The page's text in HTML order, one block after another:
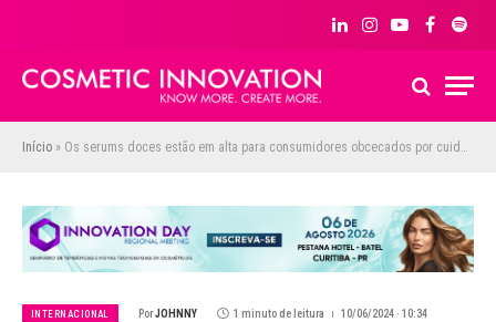
LinkedInInstagram
YouTubeFacebook
Início » Os serums doces estão em alta para consumidores obcecados por cuidados com a pele
INTERNACIONAL PorJOHNNY 1 minuto de leitura 10/06/2024 · 10:34